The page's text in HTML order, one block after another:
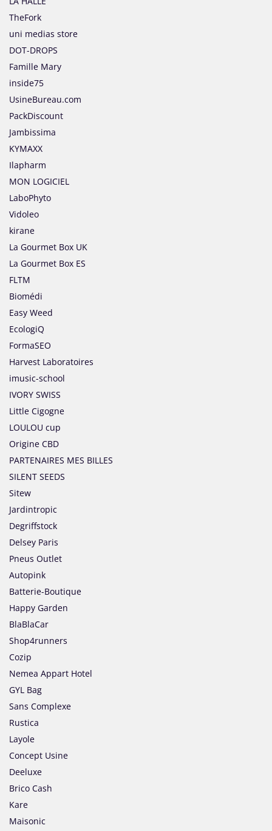
TheFork
uni medias store
DOT-DROPS
Famille Mary
inside75
UsineBureau.com
PackDiscount
Jambissima
KYMAXX
Ilapharm
MON LOGICIEL
LaboPhyto
Vidoleo
kirane
La Gourmet Box UK
La Gourmet Box ES
FLTM
Biomédi
Easy Weed
EcologiQ
FormaSEO
Harvest Laboratoires
imusic-school
IVORY SWISS
Little Cigogne
LOULOU cup
Origine CBD
PARTENAIRES MES BILLES
SILENT SEEDS
Sitew
Jardintropic
Degriffstock
Delsey Paris
Pneus Outlet
Autopink
Batterie-Boutique
Happy Garden
BlaBlaCar
Shop4runners
Cozip
Nemea Appart Hotel
GYL Bag
Sans Complexe
Rustica
Layole
Concept Usine
Deeluxe
Brico Cash
Kare
Maisonic